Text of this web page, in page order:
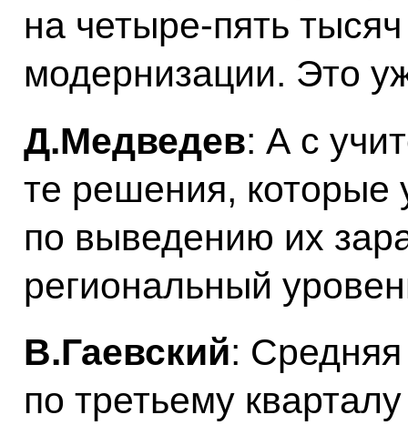
на четыре-пять
модернизации. Это
Д.Медведев: А с
те решения, которые
по выведению их
региональный
В.Гаевский: Средняя
по третьему